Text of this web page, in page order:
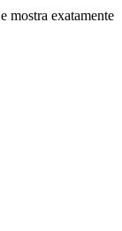
e mostra exatamente